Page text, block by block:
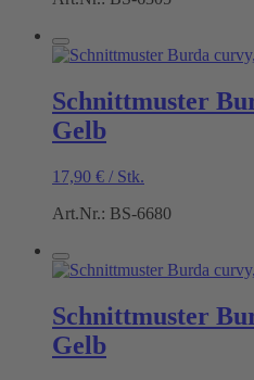
Schnittmuster
Gelb
17,90 € / Stk.
Art.Nr.: BS-6680
Schnittmuster
Gelb